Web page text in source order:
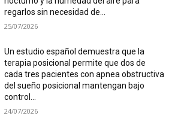
regarlos sin necesidad de...
25/07/2026
Un estudio español demuestra que la
terapia posicional permite que dos de
cada tres pacientes con apnea obstructiva
del sueño posicional mantengan bajo
control...
24/07/2026